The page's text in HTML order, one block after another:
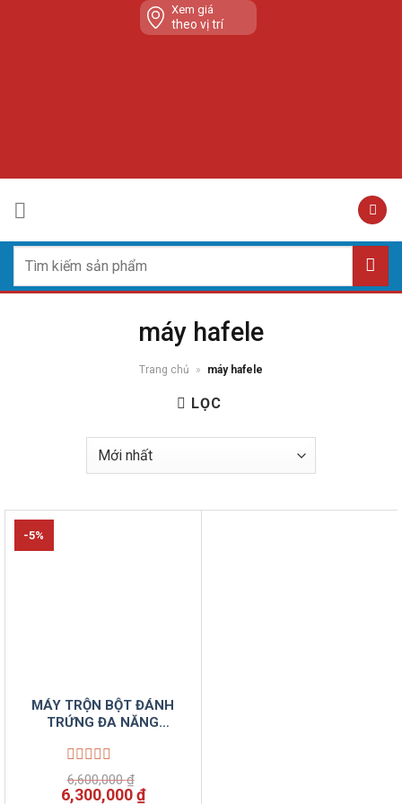
Xem giá
theo vị trí
kiếm:
máy hafele
Trang chủ » máy hafele
LỌC
-5%
MÁY TRỘN BỘT ĐÁNH
TRỨNG ĐA NĂNG
Được
xếp
6,600,000₫
Giá
6,300,000₫Giá